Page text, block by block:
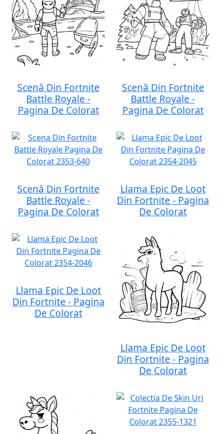
Scenă Din Fortnite
Battle Royale -
Pagina De Colorat
Scenă Din Fortnite
Battle Royale -
Pagina De Colorat
Scenă Din Fortnite
Battle Royale -
Pagina De Colorat
Llama Epic De Loot
Din Fortnite - Pagina
De Colorat
Llama Epic De Loot
Din Fortnite - Pagina
De Colorat
Llama Epic De Loot
Din Fortnite - Pagina
De Colorat